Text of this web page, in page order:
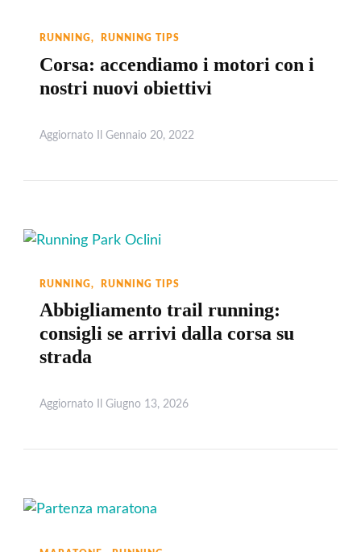
RUNNING RUNNING TIPS
Corsa: accendiamo i motori con i
nostri nuovi obiettivi
Aggiornato Il Gennaio 20, 2022
RUNNING RUNNING TIPS
Abbigliamento trail running:
consigli se arrivi dalla corsa su
strada
Aggiornato Il Giugno 13, 2026